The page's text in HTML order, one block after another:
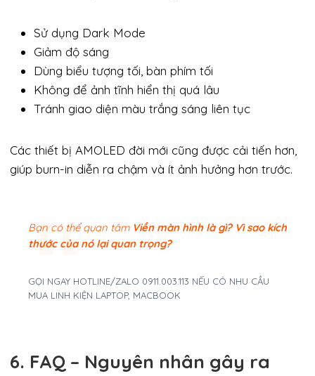
Sử dụng Dark Mode
Giảm độ sáng
Dùng biểu tượng tối, bàn phím tối
Không để ảnh tĩnh hiển thị quá lâu
Tránh giao diện màu trắng sáng liên tục
Các thiết bị AMOLED đời mới cũng được cải tiến hơn,
giúp burn-in diễn ra chậm và ít ảnh hưởng hơn trước.
Bạn có thể quan tâm Viền màn hình là gì? Vì sao kích
thước của nó lại quan trọng?
GỌI NGAY HOTLINE/ZALO 0911.003.113 NẾU CÓ NHU CẦU
MUA LINH KIỆN LAPTOP, MACBOOK
6. FAQ – Nguyên nhân gây ra